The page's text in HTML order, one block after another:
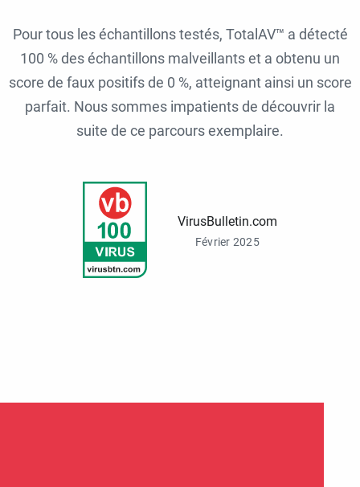
Pour tous les échantillons testés, TotalAV™ a détecté
100 % des échantillons malveillants et a obtenu un
score de faux positifs de 0 %, atteignant ainsi un score
parfait. Nous sommes impatients de découvrir la
suite de ce parcours exemplaire.
VirusBulletin.com
Février 2025